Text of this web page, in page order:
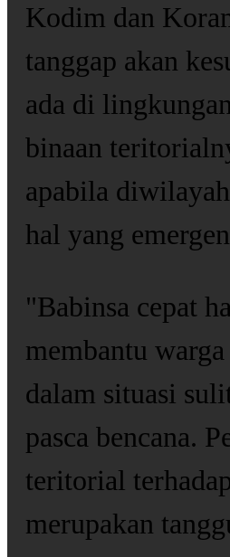
Kodim dan
tanggap akan
ada di
binaan
apabila
hal yang
"Babinsa cepat
membantu
dalam situasi
pasca bencana.
teritorial
merupakan